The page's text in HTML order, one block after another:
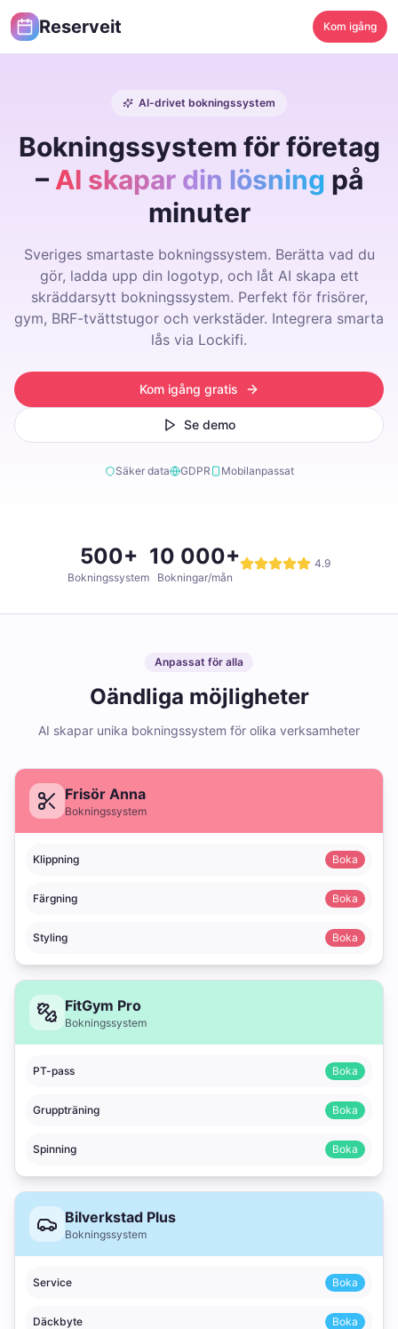
Reserveit Kom igång
AI-drivet bokningssystem
Bokningssystem för företag
– AI skapar din lösning på
minuter
Sveriges smartaste bokningssystem. Berätta vad du
gör, ladda upp din logotyp, och låt AI skapa ett
skräddarsytt bokningssystem. Perfekt för frisörer,
gym, BRF-tvättstugor och verkstäder. Integrera smarta
lås via Lockifi.
Kom igång gratis
Se demo
Säker data GDPR Mobilanpassat
500+
Bokningssystem
10 000+
Bokningar/mån
4.9
Anpassat för alla
Oändliga möjligheter
AI skapar unika bokningssystem för olika verksamheter
Frisör Anna
Bokningssystem
Klippning Boka
Färgning Boka
Styling Boka
FitGym Pro
Bokningssystem
PT-pass Boka
Gruppträning Boka
Spinning Boka
Bilverkstad Plus
Bokningssystem
Service Boka
Däckbyte Boka